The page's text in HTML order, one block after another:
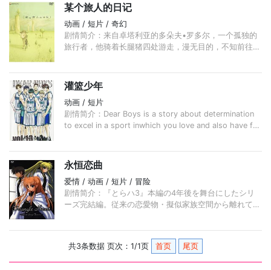
某个旅人的日记
动画 / 短片 / 奇幻
剧情简介：来自卓塔利亚的多朵夫•罗多尔，一个孤独的
旅行者，他骑着长腿猪四处游走，漫无目的，不知前往何
灌篮少年
动画 / 短片
剧情简介：Dear Boys is a story about determination
to excel in a sport inwhich you love and also have fun
永恒恋曲
爱情 / 动画 / 短片 / 冒险
剧情简介：『とらハ3』本編の4年後を舞台にしたシリ
ーズ完結編。従来の恋愛物・擬似家族空間から離れて、
共3条数据 页次：1/1页 首页 尾页